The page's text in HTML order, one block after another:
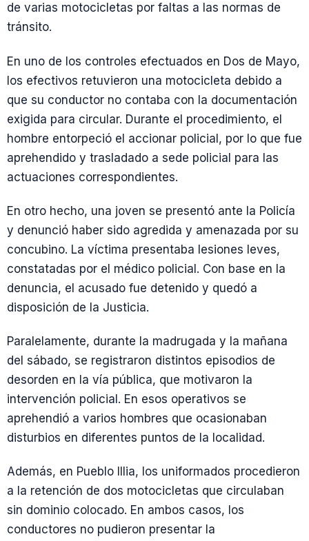
de varias motocicletas por faltas a las normas de
tránsito.
En uno de los controles efectuados en Dos de Mayo,
los efectivos retuvieron una motocicleta debido a
que su conductor no contaba con la documentación
exigida para circular. Durante el procedimiento, el
hombre entorpeció el accionar policial, por lo que fue
aprehendido y trasladado a sede policial para las
actuaciones correspondientes.
En otro hecho, una joven se presentó ante la Policía
y denunció haber sido agredida y amenazada por su
concubino. La víctima presentaba lesiones leves,
constatadas por el médico policial. Con base en la
denuncia, el acusado fue detenido y quedó a
disposición de la Justicia.
Paralelamente, durante la madrugada y la mañana
del sábado, se registraron distintos episodios de
desorden en la vía pública, que motivaron la
intervención policial. En esos operativos se
aprehendió a varios hombres que ocasionaban
disturbios en diferentes puntos de la localidad.
Además, en Pueblo Illia, los uniformados procedieron
a la retención de dos motocicletas que circulaban
sin dominio colocado. En ambos casos, los
conductores no pudieron presentar la